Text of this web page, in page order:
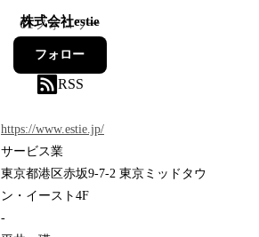
株式会社estie
61フォロワー
フォロー
RSS
https://www.estie.jp/
サービス業
東京都港区赤坂9-7-2 東京ミッドタウ
ン・イースト4F
-